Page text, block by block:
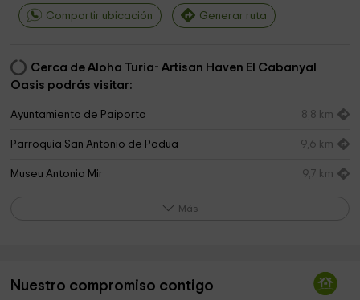
Compartir ubicación Generar ruta
Cerca de Aloha Turia- Artisan Haven El Cabanyal
Oasis podrás visitar:
Ayuntamiento de Paiporta 8,8 km
Parroquia San Antonio de Padua 9,6 km
Museu Antonia Mir 9,7 km
Ayuntamiento de Catarroja 9,7 km
Más
Nuestro compromiso contigo